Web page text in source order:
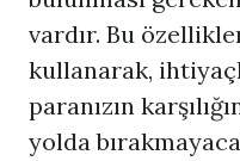
vardır. Bu
kullanarak,
paranızın
yolda